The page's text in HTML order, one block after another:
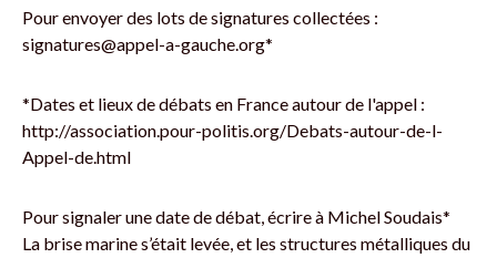
Pour envoyer des lots de signatures collectées :
signatures@appel-a-gauche.org*
*Dates et lieux de débats en France autour de l'appel :
http://association.pour-politis.org/Debats-autour-de-l-
Appel-de.html
Pour signaler une date de débat, écrire à Michel Soudais*
La brise marine s’était levée, et les structures métalliques du